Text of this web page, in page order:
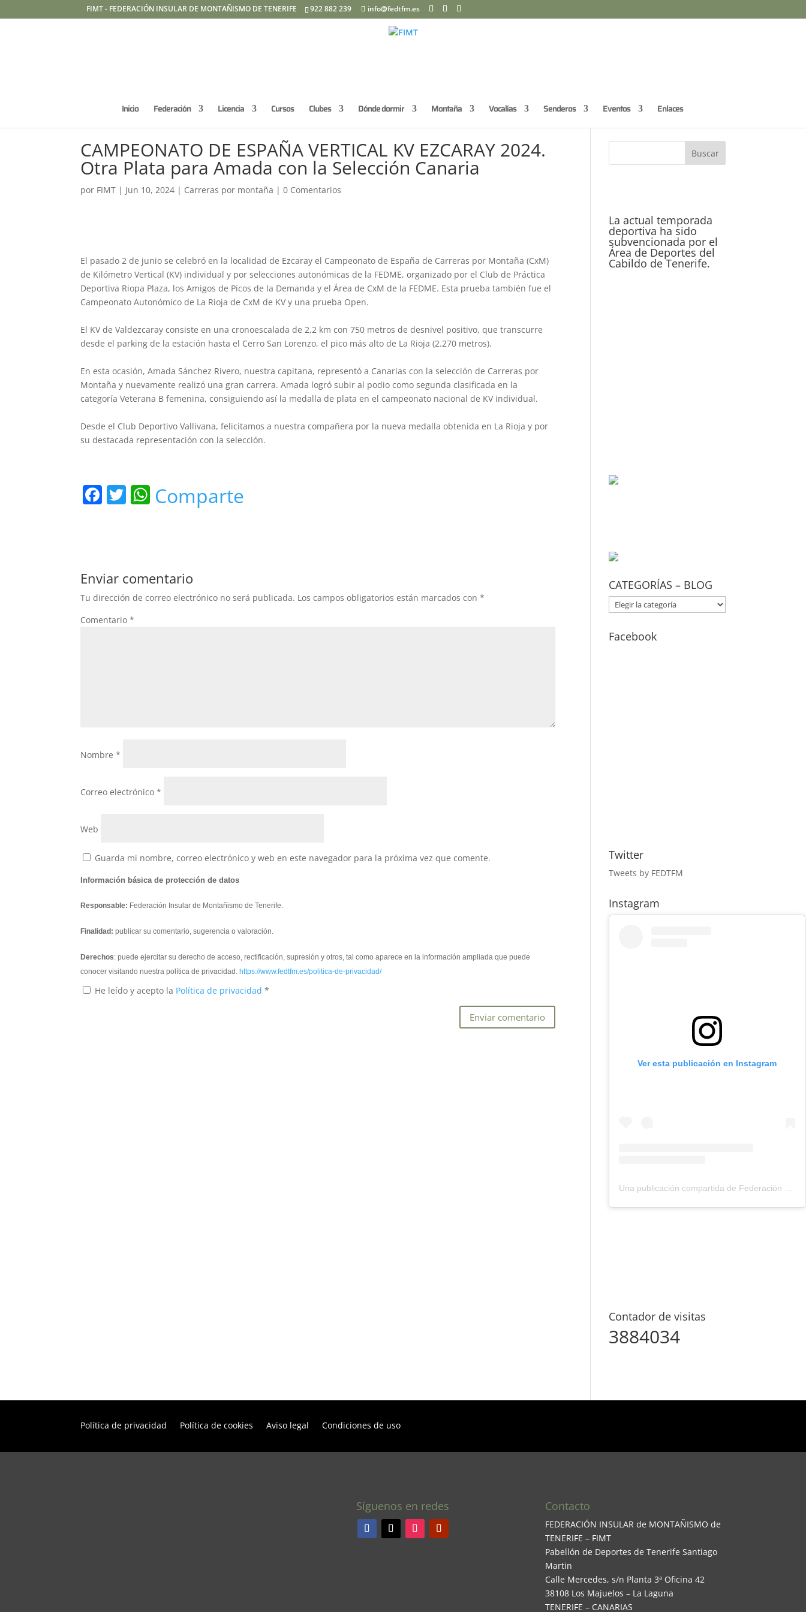
FIMT - FEDERACIÓN INSULAR DE MONTAÑISMO DE TENERIFE 922 882 239 info@fedtfm.es
Inicio Federación Licencia Cursos Clubes Dónde dormir Montaña Vocalías Senderos Eventos Enlaces
CAMPEONATO DE ESPAÑA VERTICAL KV EZCARAY 2024.
Otra Plata para Amada con la Selección Canaria
por FIMT | Jun 10, 2024 | Carreras por montaña |0 Comentarios
El pasado 2 de junio se celebró en la localidad de Ezcaray el Campeonato de España de Carreras por Montaña (CxM)
de Kilómetro Vertical (KV) individual y por selecciones autonómicas de la FEDME, organizado por el Club de Práctica
Deportiva Riopa Plaza, los Amigos de Picos de la Demanda y el Área de CxM de la FEDME. Esta prueba también fue el
Campeonato Autonómico de La Rioja de CxM de KV y una prueba Open.
El KV de Valdezcaray consiste en una cronoescalada de 2,2 km con 750 metros de desnivel positivo, que transcurre
desde el parking de la estación hasta el Cerro San Lorenzo, el pico más alto de La Rioja (2.270 metros).
En esta ocasión, Amada Sánchez Rivero, nuestra capitana, representó a Canarias con la selección de Carreras por
Montaña y nuevamente realizó una gran carrera. Amada logró subir al podio como segunda clasificada en la
categoría Veterana B femenina, consiguiendo así la medalla de plata en el campeonato nacional de KV individual.
Desde el Club Deportivo Vallivana, felicitamos a nuestra compañera por la nueva medalla obtenida en La Rioja y por
su destacada representación con la selección.
F
b
o
o
k
T W
A
p
p
Comparte
Enviar comentario
Tu dirección de correo electrónico no será publicada. Los campos obligatorios están marcados con*
Comentario*
Nombre*
Correo electrónico*
Web
Guarda mi nombre, correo electrónico y web en este navegador para la próxima vez que comente.
Información básica de protección de datos
Responsable: Federación Insular de Montañismo de Tenerife.
Finalidad: publicar su comentario, sugerencia o valoración.
Derechos: puede ejercitar su derecho de acceso, rectificación, supresión y otros, tal como aparece en la información ampliada que puede
conocer visitando nuestra política de privacidad. https://www.fedtfm.es/politica-de-privacidad/
He leído y acepto la Política de privacidad*
La actual temporada
deportiva ha sido
subvencionada por el
Área de Deportes del
Cabildo de Tenerife.
CATEGORÍAS – BLOG
CATEGORÍAS
–
BLOG
Facebook
Twitter
Tweets by FEDTFM
Instagram
Ver esta publicación en Instagram
Contador de visitas
3884034
Política de privacidad Política de cookies Aviso legal Condiciones de uso
Síguenos en redes Contacto
FEDERACIÓN INSULAR de MONTAÑISMO de
TENERIFE – FIMT
Pabellón de Deportes de Tenerife Santiago
Martin
Calle Mercedes, s/n Planta 3ª Oficina 42
38108 Los Majuelos – La Laguna
TENERIFE – CANARIAS